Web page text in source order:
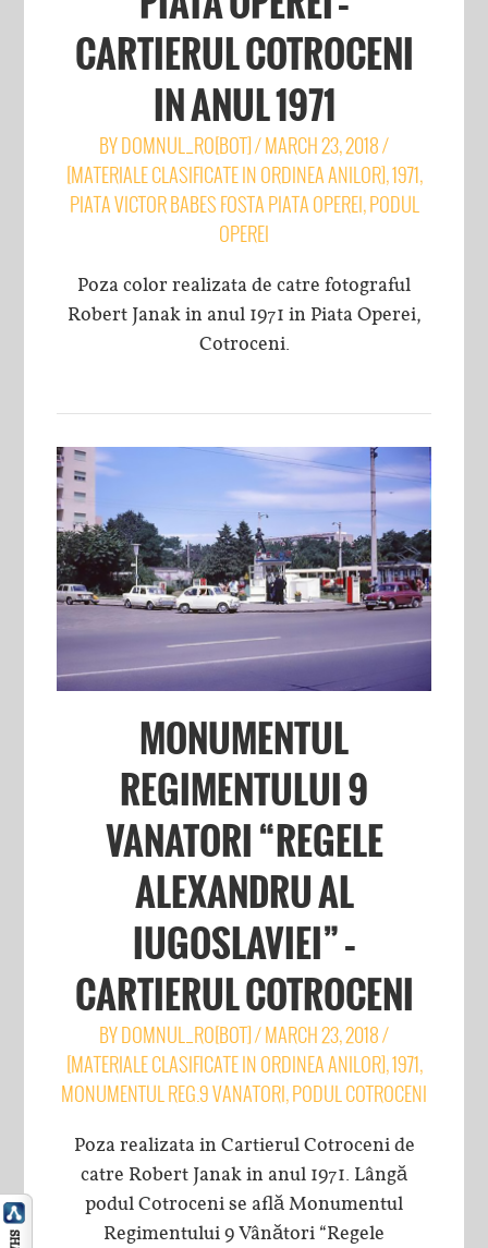
CARTIERUL COTROCENI
IN ANUL 1971
BYDOMNUL_RO[BOT]/MARCH 23, 2018/
[MATERIALE CLASIFICATE IN ORDINEA ANILOR],1971,
PIATA VICTOR BABES FOSTA PIATA OPEREI,PODUL
OPEREI
Poza color realizata de catre fotograful
Robert Janak in anul 1971 in Piata Operei,
Cotroceni.
MONUMENTUL
REGIMENTULUI 9
VANATORI “REGELE
ALEXANDRU AL
IUGOSLAVIEI” –
CARTIERUL COTROCENI
BYDOMNUL_RO[BOT]/MARCH 23, 2018/
[MATERIALE CLASIFICATE IN ORDINEA ANILOR],1971,
MONUMENTUL REG.9 VANATORI,PODUL COTROCENI
Poza realizata in Cartierul Cotroceni de
catre Robert Janak in anul 1971. Lângă
podul Cotroceni se află Monumentul
Regimentului 9 Vânători “Regele